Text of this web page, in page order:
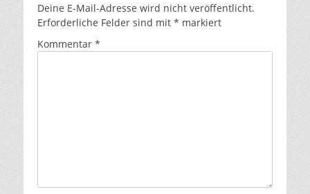
Deine E-Mail-Adresse wird nicht veröffentlicht.
Erforderliche Felder sind mit * markiert
Kommentar *